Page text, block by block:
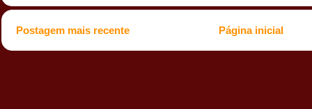
Postagem mais recente Página inicial